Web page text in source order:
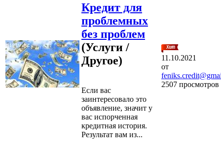
Кредит для
проблемных
без проблем
(Услуги /
Другое)
Если вас
заинтересовало это
объявление, значит у
вас испорченная
кредитная история.
Результат вам из...
11.10.2021
от
2507 просмотров